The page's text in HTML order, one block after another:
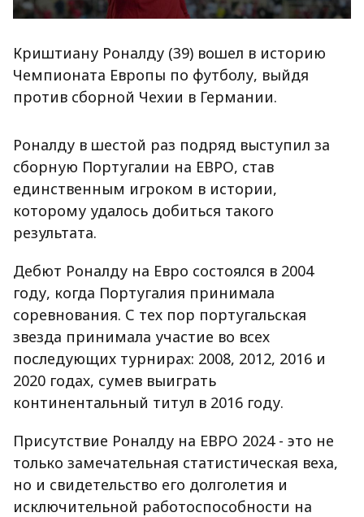
Криштиану Роналду (39) вошел в историю
Чемпионата Европы по футболу, выйдя
против сборной Чехии в Германии.
Роналду в шестой раз подряд выступил за
сборную Португалии на ЕВРО, став
единственным игроком в истории,
которому удалось добиться такого
результата.
Дебют Роналду на Евро состоялся в 2004
году, когда Португалия принимала
соревнования. С тех пор португальская
звезда принимала участие во всех
последующих турнирах: 2008, 2012, 2016 и
2020 годах, сумев выиграть
континентальный титул в 2016 году.
Присутствие Роналду на ЕВРО 2024 - это не
только замечательная статистическая веха,
но и свидетельство его долголетия и
исключительной работоспособности на